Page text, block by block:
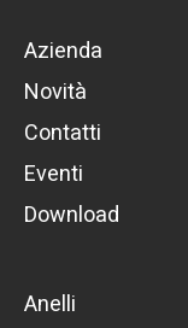
Azienda
Novità
Contatti
Eventi
Download
Anelli